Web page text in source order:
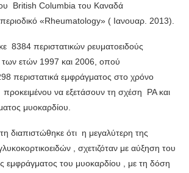
British Columbia του Καναδά
«Rheumatology» ( Ιανουαρ. 2013).
8384 περιστατικών ρευματοειδούς
των ετών 1997 και 2006, οπού
περιστατικά εμφράγματος στο χρόνο
να εξετάσουν τη σχέση ΡΑ και
μυοκαρδίου.
διαπιστώθηκε ότι η μεγαλύτερη της
, σχετιζόταν με αύξηση του
εμφράγματος του μυοκαρδίου , με τη δόση